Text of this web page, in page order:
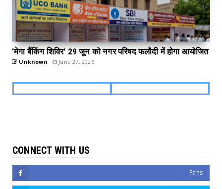
'मेगा बैंकिंग शिविर' 29 जून को नगर परिषद फलौदी में होगा आयोजित
Unknown June 27, 2026
CONNECT WITH US
Fans